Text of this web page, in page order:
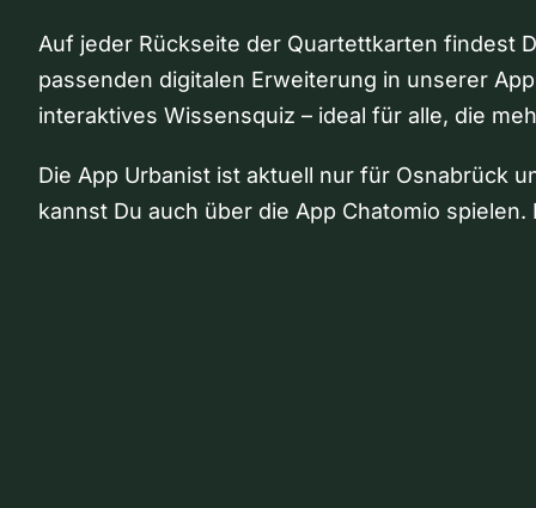
Auf jeder Rückseite der Quartettkarten findest
passenden digitalen Erweiterung in unserer
interaktives Wissensquiz – ideal für alle, die
Die App Urbanist ist aktuell nur für Osnabrück
kannst Du auch über die App Chatomio